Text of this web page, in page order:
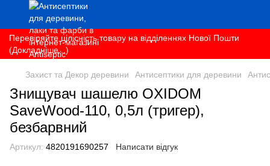
Перевіряйте цілісність товару на відділеннях Нової Пошти
(Докладніше...)
Захист та Декор деревини Антисептики для деревини
Знищувач шашелю OXIDOM
SaveWood-110, 0,5л (тригер),
безбарвний
Артикул: 4820191690257 Написати відгук